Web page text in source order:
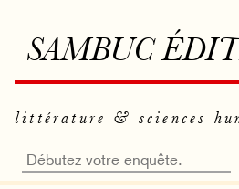
SAMBUC
littérature & sciences